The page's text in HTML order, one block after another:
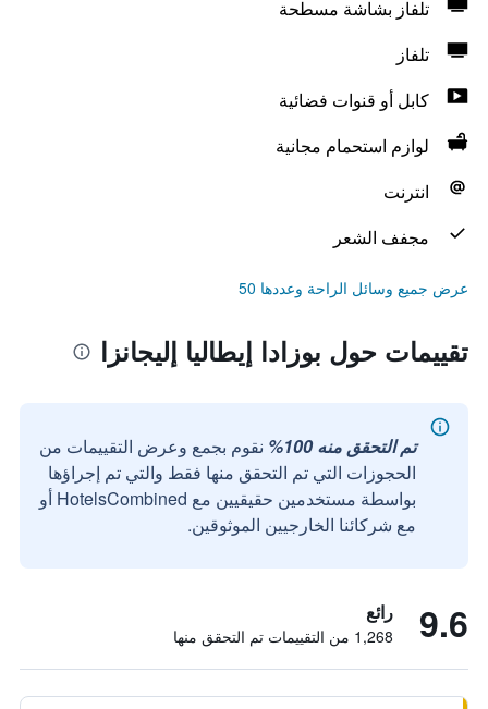
تلفاز بشاشة مسطحة
تلفاز
كابل أو قنوات فضائية
لوازم استحمام مجانية
انترنت
مجفف الشعر
عرض جميع وسائل الراحة وعددها 50
تقييمات حول بوزادا إيطاليا إليجانزا
تم التحقق منه 100%
نقوم بجمع وعرض التقييمات من
الحجوزات التي تم التحقق منها فقط والتي تم إجراؤها
بواسطة مستخدمين حقيقيين مع HotelsCombined أو
مع شركائنا الخارجيين الموثوقين.
9.6 رائع
1,268 من التقييمات تم التحقق منها